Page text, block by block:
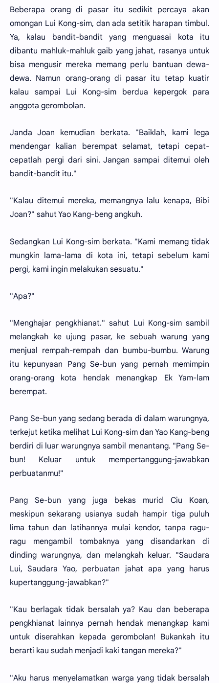
Beberapa orang di pasar itu sedikit percaya akan
omongan Lui Kong-sim, dan ada setitik harapan timbul.
Ya, kalau bandit-bandit yang menguasai kota itu
dibantu mahluk-mahluk gaib yang jahat, rasanya untuk
bisa mengusir mereka memang perlu bantuan dewa-
dewa. Namun orang-orang di pasar itu tetap kuatir
kalau sampai Lui Kong-sim berdua kepergok para
anggota gerombolan.
Janda Joan kemudian berkata. "Baiklah, kami lega
mendengar kalian berempat selamat, tetapi cepat-
cepatlah pergi dari sini. Jangan sampai ditemui oleh
bandit-bandit itu."
"Kalau ditemui mereka, memangnya lalu kenapa, Bibi
Joan?" sahut Yao Kang-beng angkuh.
Sedangkan Lui Kong-sim berkata. "Kami memang tidak
mungkin lama-lama di kota ini, tetapi sebelum kami
pergi, kami ingin melakukan sesuatu."
"Apa?"
"Menghajar pengkhianat." sahut Lui Kong-sim sambil
melangkah ke ujung pasar, ke sebuah warung yang
menjual rempah-rempah dan bumbu-bumbu. Warung
itu kepunyaan Pang Se-bun yang pernah memimpin
orang-orang kota hendak menangkap Ek Yam-lam
berempat.
Pang Se-bun yang sedang berada di dalam warungnya,
terkejut ketika melihat Lui Kong-sim dan Yao Kang-beng
berdiri di luar warungnya sambil menantang. "Pang Se-
bun! Keluar untuk mempertanggung-jawabkan
perbuatanmu!"
Pang Se-bun yang juga bekas murid Ciu Koan,
meskipun sekarang usianya sudah hampir tiga puluh
lima tahun dan latihannya mulai kendor, tanpa ragu-
ragu mengambil tombaknya yang disandarkan di
dinding warungnya, dan melangkah keluar. "Saudara
Lui, Saudara Yao, perbuatan jahat apa yang harus
kupertanggung-jawabkan?"
"Kau berlagak tidak bersalah ya? Kau dan beberapa
pengkhianat lainnya pernah hendak menangkap kami
untuk diserahkan kepada gerombolan! Bukankah itu
berarti kau sudah menjadi kaki tangan mereka?"
"Aku harus menyelamatkan warga yang tidak bersalah